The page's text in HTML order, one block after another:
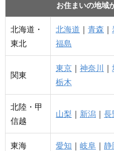
お住まいの地域
北海道・
東北
北海道 ｜ 青森 ｜
福島
関東
東京 ｜ 神奈川 ｜
栃木
北陸・甲
信越
山梨 ｜ 新潟 ｜ 長
東海 愛知 ｜ 岐阜 ｜ 静